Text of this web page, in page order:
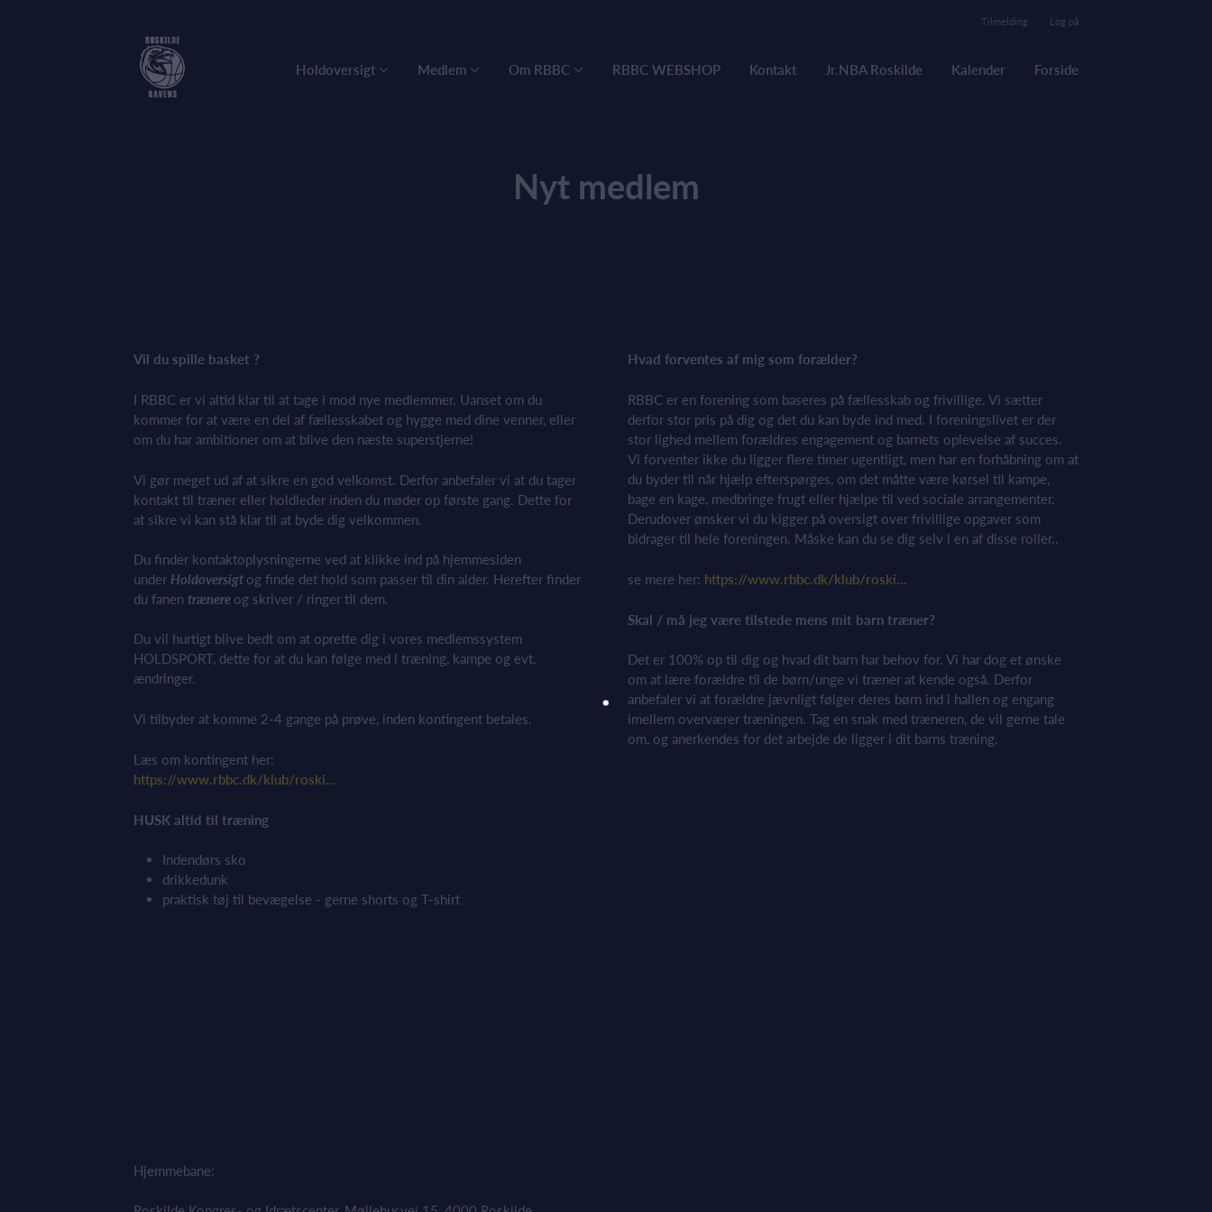
Tilmelding Log på
Holdoversigt Medlem Om RBBC RBBC WEBSHOP Kontakt Jr.NBA Roskilde Kalender Forside
Nyt medlem
Vil du spille basket ?
I RBBC er vi altid klar til at tage i mod nye medlemmer. Uanset om du
kommer for at være en del af fællesskabet og hygge med dine venner, eller
om du har ambitioner om at blive den næste superstjerne!
Vi gør meget ud af at sikre en god velkomst. Derfor anbefaler vi at du tager
kontakt til træner eller holdleder inden du møder op første gang. Dette for
at sikre vi kan stå klar til at byde dig velkommen.
Du finder kontaktoplysningerne ved at klikke ind på hjemmesiden
under Holdoversigt og finde det hold som passer til din alder. Herefter finder
du fanen trænere og skriver / ringer til dem.
Du vil hurtigt blive bedt om at oprette dig i vores medlemssystem
HOLDSPORT, dette for at du kan følge med i træning, kampe og evt.
ændringer.
Vi tilbyder at komme 2-4 gange på prøve, inden kontingent betales.
Læs om kontingent her:
https://www.rbbc.dk/klub/roski...
HUSK altid til træning
Indendørs sko
drikkedunk
praktisk tøj til bevægelse - gerne shorts og T-shirt
Hvad forventes af mig som forælder?
RBBC er en forening som baseres på fællesskab og frivillige. Vi sætter
derfor stor pris på dig og det du kan byde ind med. I foreningslivet er der
stor lighed mellem forældres engagement og barnets oplevelse af succes.
Vi forventer ikke du ligger flere timer ugentligt, men har en forhåbning om at
du byder til når hjælp efterspørges, om det måtte være kørsel til kampe,
bage en kage, medbringe frugt eller hjælpe til ved sociale arrangementer.
Derudover ønsker vi du kigger på oversigt over frivillige opgaver som
bidrager til hele foreningen. Måske kan du se dig selv i en af disse roller..
se mere her: https://www.rbbc.dk/klub/roski...
Skal / må jeg være tilstede mens mit barn træner?
Det er 100% op til dig og hvad dit barn har behov for. Vi har dog et ønske
om at lære forældre til de børn/unge vi træner at kende også. Derfor
anbefaler vi at forældre jævnligt følger deres børn ind i hallen og engang
imellem overværer træningen. Tag en snak med træneren, de vil gerne tale
om, og anerkendes for det arbejde de ligger i dit barns træning.
Hjemmebane: